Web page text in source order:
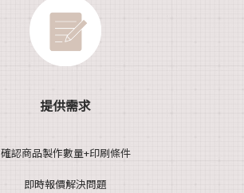
提供需求
確認商品製作數量+印刷條件
即時報價解決問題